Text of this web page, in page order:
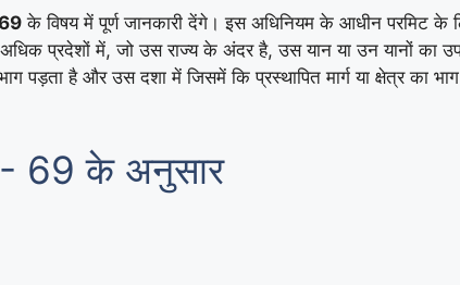
के विषय में पूर्ण जानकारी देंगे। इस अधिनियम के आधीन परमिट के
अधिक प्रदेशों में, जो उस राज्य के अंदर है, उस यान या उन यानों
पड़ता है और उस दशा में जिसमें कि प्रस्थापित मार्ग या क्षेत्र
69 के अनुसार